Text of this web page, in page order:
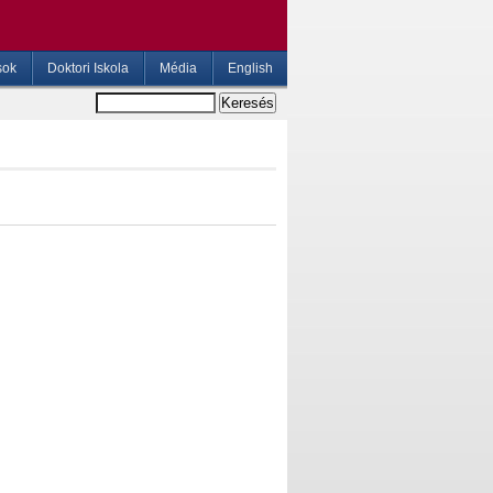
Doktori Iskola Média English